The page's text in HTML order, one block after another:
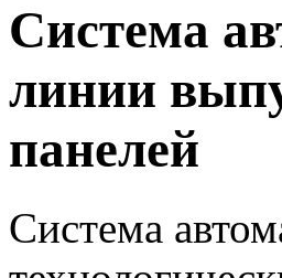
Система
линии
панелей
Система